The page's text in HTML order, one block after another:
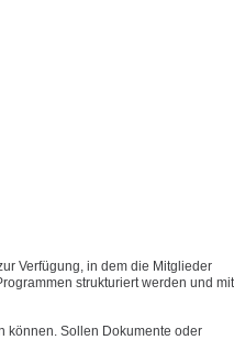
Verfügung, in dem die Mitglieder
strukturiert werden und mit
können. Sollen Dokumente oder